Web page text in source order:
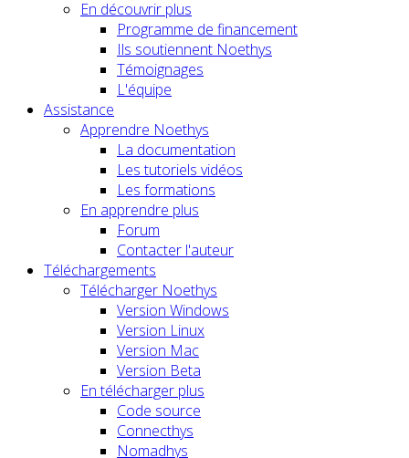
En découvrir plus
Programme de financement
Ils soutiennent Noethys
Témoignages
L'équipe
Assistance
Apprendre Noethys
La documentation
Les tutoriels vidéos
Les formations
En apprendre plus
Forum
Contacter l'auteur
Téléchargements
Télécharger Noethys
Version Windows
Version Linux
Version Mac
Version Beta
En télécharger plus
Code source
Connecthys
Nomadhys